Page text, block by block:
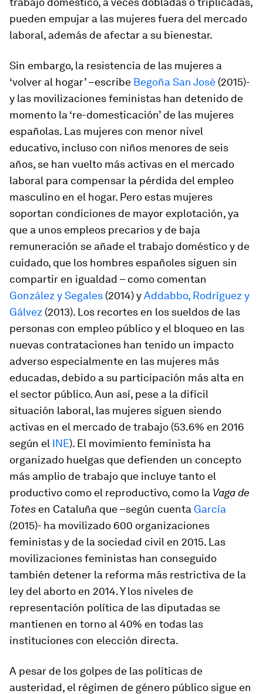
pueden empujar a las mujeres fuera del mercado
laboral, además de afectar a su bienestar.
Sin embargo, la resistencia de las mujeres a
‘volver al hogar’ –escribe Begoña San José (2015)-
y las movilizaciones feministas han detenido de
momento la ‘re-domesticación’ de las mujeres
españolas. Las mujeres con menor nivel
educativo, incluso con niños menores de seis
años, se han vuelto más activas en el mercado
laboral para compensar la pérdida del empleo
masculino en el hogar. Pero estas mujeres
soportan condiciones de mayor explotación, ya
que a unos empleos precarios y de baja
remuneración se añade el trabajo doméstico y de
cuidado, que los hombres españoles siguen sin
compartir en igualdad – como comentan
González y Segales (2014) yAddabbo, Rodríguez y
Gálvez (2013). Los recortes en los sueldos de las
personas con empleo público y el bloqueo en las
nuevas contrataciones han tenido un impacto
adverso especialmente en las mujeres más
educadas, debido a su participación más alta en
el sector público. Aun así, pese a la difícil
situación laboral, las mujeres siguen siendo
activas en el mercado de trabajo (53.6% en 2016
según el INE). El movimiento feminista ha
organizado huelgas que defienden un concepto
más amplio de trabajo que incluye tanto el
productivo como el reproductivo, como la Vaga de
Totes en Cataluña que –según cuenta García
(2015)- ha movilizado 600 organizaciones
feministas y de la sociedad civil en 2015. Las
movilizaciones feministas han conseguido
también detener la reforma más restrictiva de la
ley del aborto en 2014. Y los niveles de
representación política de las diputadas se
mantienen en torno al 40% en todas las
instituciones con elección directa.
A pesar de los golpes de las políticas de
austeridad, el régimen de género público sigue en